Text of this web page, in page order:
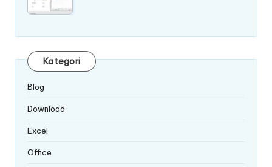
Kategori
Blog
Download
Excel
Office